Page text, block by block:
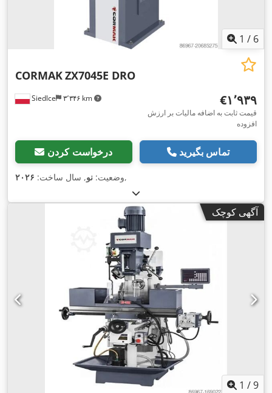
1 / 6
Siedlce ۳٬۳۴۶ km
CORMAKZX7045E DRO
‎€۱٬۹۳۹
قیمت ثابت به اضافه مالیات بر ارزش
افزوده
درخواست کردن تماس بگیرید
وضعیت: نو, سال ساخت: ۲۰۲۶ ,
آگهی کوچک
1 /9